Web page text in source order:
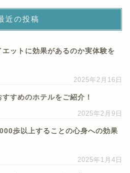
近の投稿
ットに効果があるのか実体験を
2025年2月16日
すめのホテルをご紹介！
2025年2月9日
歩以上することの心身への効果
2025年1月4日